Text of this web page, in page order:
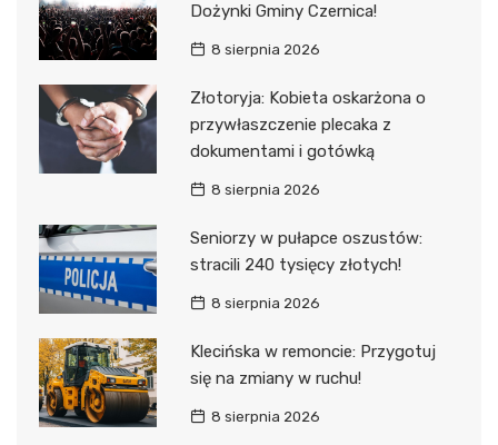
Dożynki Gminy Czernica!
8 sierpnia 2026
Złotoryja: Kobieta oskarżona o
przywłaszczenie plecaka z
dokumentami i gotówką
8 sierpnia 2026
Seniorzy w pułapce oszustów:
stracili 240 tysięcy złotych!
8 sierpnia 2026
Klecińska w remoncie: Przygotuj
się na zmiany w ruchu!
8 sierpnia 2026